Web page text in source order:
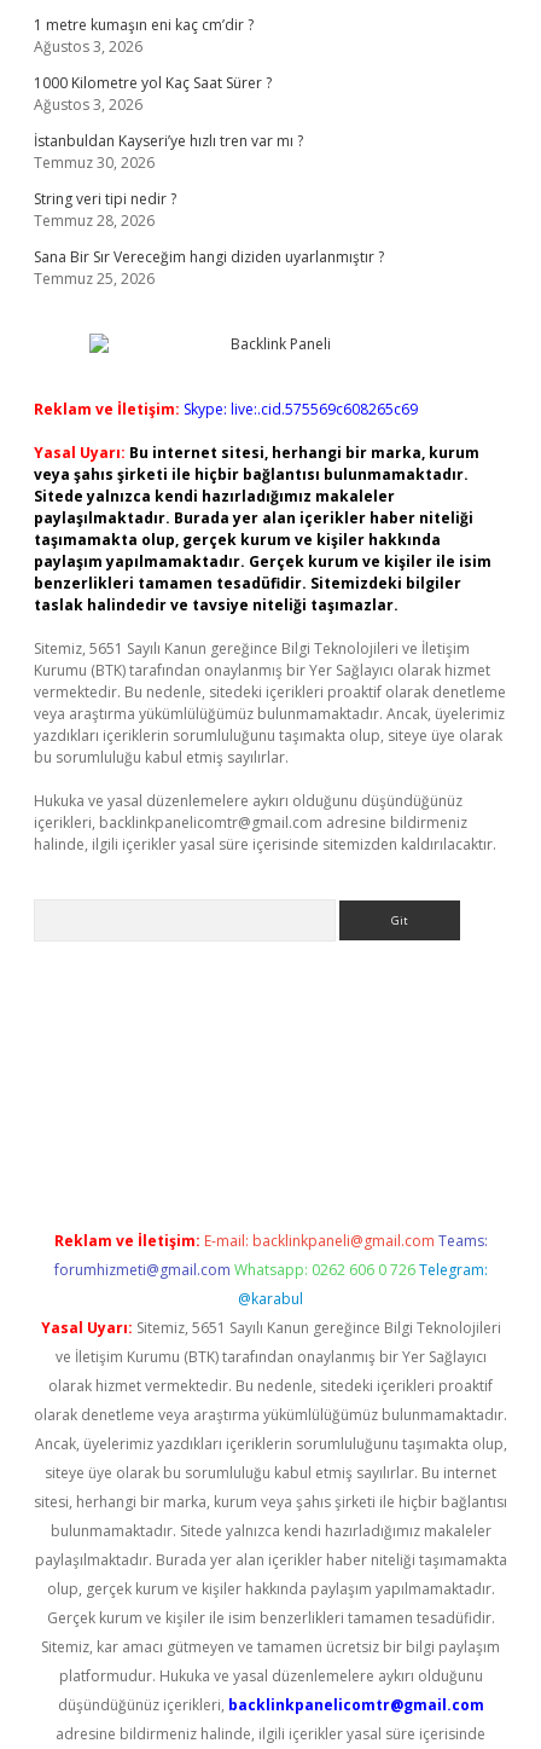
1 metre kumaşın eni kaç cm’dir ?
Ağustos 3, 2026
1000 Kilometre yol Kaç Saat Sürer ?
Ağustos 3, 2026
İstanbuldan Kayseri’ye hızlı tren var mı ?
Temmuz 30, 2026
String veri tipi nedir ?
Temmuz 28, 2026
Sana Bir Sır Vereceğim hangi diziden uyarlanmıştır ?
Temmuz 25, 2026
Reklam ve İletişim: Skype: live:.cid.575569c608265c69
Yasal Uyarı: Bu internet sitesi, herhangi bir marka, kurum
veya şahıs şirketi ile hiçbir bağlantısı bulunmamaktadır.
Sitede yalnızca kendi hazırladığımız makaleler
paylaşılmaktadır. Burada yer alan içerikler haber niteliği
taşımamakta olup, gerçek kurum ve kişiler hakkında
paylaşım yapılmamaktadır. Gerçek kurum ve kişiler ile isim
benzerlikleri tamamen tesadüfidir. Sitemizdeki bilgiler
taslak halindedir ve tavsiye niteliği taşımazlar.
Sitemiz, 5651 Sayılı Kanun gereğince Bilgi Teknolojileri ve İletişim
Kurumu (BTK) tarafından onaylanmış bir Yer Sağlayıcı olarak hizmet
vermektedir. Bu nedenle, sitedeki içerikleri proaktif olarak denetleme
veya araştırma yükümlülüğümüz bulunmamaktadır. Ancak, üyelerimiz
yazdıkları içeriklerin sorumluluğunu taşımakta olup, siteye üye olarak
bu sorumluluğu kabul etmiş sayılırlar.
Hukuka ve yasal düzenlemelere aykırı olduğunu düşündüğünüz
içerikleri, backlinkpanelicomtr@gmail.com adresine bildirmeniz
halinde, ilgili içerikler yasal süre içerisinde sitemizden kaldırılacaktır.
Reklam ve İletişim: E-mail: backlinkpaneli@gmail.com Teams:
forumhizmeti@gmail.com Whatsapp: 0262 606 0 726 Telegram:
@karabul
Yasal Uyarı: Sitemiz, 5651 Sayılı Kanun gereğince Bilgi Teknolojileri
ve İletişim Kurumu (BTK) tarafından onaylanmış bir Yer Sağlayıcı
olarak hizmet vermektedir. Bu nedenle, sitedeki içerikleri proaktif
olarak denetleme veya araştırma yükümlülüğümüz bulunmamaktadır.
Ancak, üyelerimiz yazdıkları içeriklerin sorumluluğunu taşımakta olup,
siteye üye olarak bu sorumluluğu kabul etmiş sayılırlar. Bu internet
sitesi, herhangi bir marka, kurum veya şahıs şirketi ile hiçbir bağlantısı
bulunmamaktadır. Sitede yalnızca kendi hazırladığımız makaleler
paylaşılmaktadır. Burada yer alan içerikler haber niteliği taşımamakta
olup, gerçek kurum ve kişiler hakkında paylaşım yapılmamaktadır.
Gerçek kurum ve kişiler ile isim benzerlikleri tamamen tesadüfidir.
Sitemiz, kar amacı gütmeyen ve tamamen ücretsiz bir bilgi paylaşım
platformudur. Hukuka ve yasal düzenlemelere aykırı olduğunu
düşündüğünüz içerikleri, backlinkpanelicomtr@gmail.com
adresine bildirmeniz halinde, ilgili içerikler yasal süre içerisinde